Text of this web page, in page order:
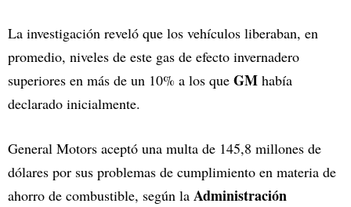
La investigación reveló que los vehículos liberaban, en
promedio, niveles de este gas de efecto invernadero
superiores en más de un 10% a los que GM había
declarado inicialmente.
General Motors aceptó una multa de 145,8 millones de
dólares por sus problemas de cumplimiento en materia de
ahorro de combustible, según la Administración